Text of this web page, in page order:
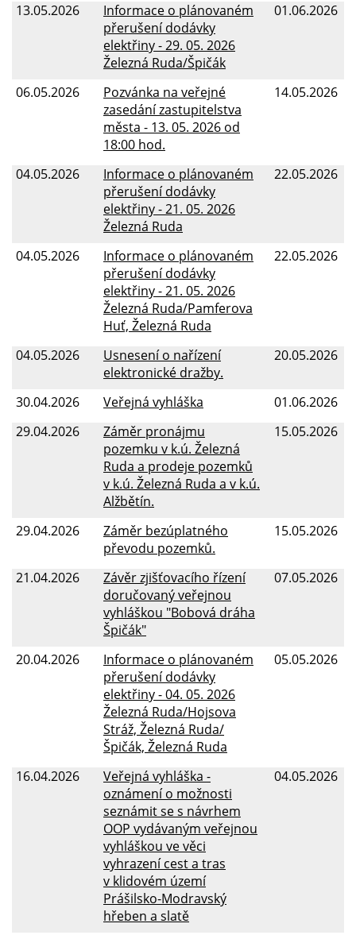
13.05.2026
01.06.2026
Informace o plánovaném
přerušení dodávky
elektřiny - 29. 05. 2026
Železná Ruda/Špičák
06.05.2026
14.05.2026
Pozvánka na veřejné
zasedání zastupitelstva
města - 13. 05. 2026 od
18:00 hod.
04.05.2026
22.05.2026
Informace o plánovaném
přerušení dodávky
elektřiny - 21. 05. 2026
Železná Ruda
04.05.2026
22.05.2026
Informace o plánovaném
přerušení dodávky
elektřiny - 21. 05. 2026
Železná Ruda/Pamferova
Huť, Železná Ruda
04.05.2026
20.05.2026
Usnesení o nařízení
elektronické dražby.
30.04.2026
01.06.2026
Veřejná vyhláška
29.04.2026
15.05.2026
Záměr pronájmu
pozemku v k.ú. Železná
Ruda a prodeje pozemků
v k.ú. Železná Ruda a v k.ú.
Alžbětín.
29.04.2026
15.05.2026
Záměr bezúplatného
převodu pozemků.
21.04.2026
07.05.2026
Závěr zjišťovacího řízení
doručovaný veřejnou
vyhláškou "Bobová dráha
Špičák"
20.04.2026
05.05.2026
Informace o plánovaném
přerušení dodávky
elektřiny - 04. 05. 2026
Železná Ruda/Hojsova
Stráž, Železná Ruda/
Špičák, Železná Ruda
16.04.2026
04.05.2026
Veřejná vyhláška -
oznámení o možnosti
seznámit se s návrhem
OOP vydávaným veřejnou
vyhláškou ve věci
vyhrazení cest a tras
v klidovém území
Prášilsko-Modravský
hřeben a slatě